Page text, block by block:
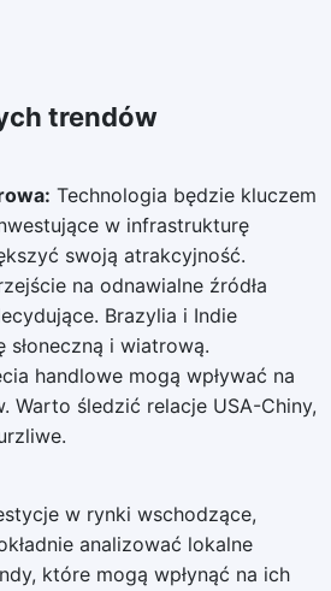
trendów
Technologia będzie kluczem
w infrastrukturę
swoją atrakcyjność.
na odnawialne źródła
Brazylia i Indie
słoneczną i wiatrową.
handlowe mogą wpływać na
Warto śledzić relacje USA-Chiny,
w rynki wschodzące,
analizować lokalne
które mogą wpłynąć na ich